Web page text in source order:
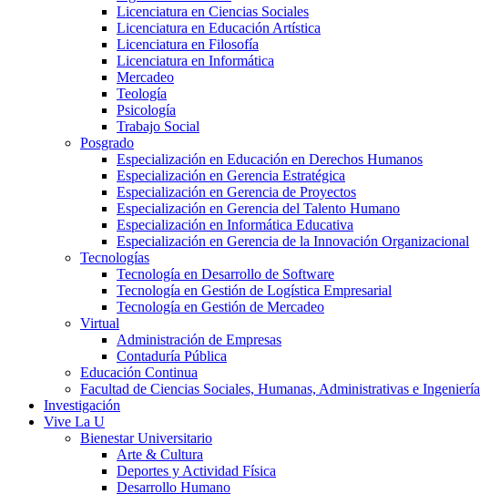
Licenciatura en Ciencias Sociales
Licenciatura en Educación Artística
Licenciatura en Filosofía
Licenciatura en Informática
Mercadeo
Teología
Psicología
Trabajo Social
Posgrado
Especialización en Educación en Derechos Humanos
Especialización en Gerencia Estratégica
Especialización en Gerencia de Proyectos
Especialización en Gerencia del Talento Humano
Especialización en Informática Educativa
Especialización en Gerencia de la Innovación Organizacional
Tecnologías
Tecnología en Desarrollo de Software
Tecnología en Gestión de Logística Empresarial
Tecnología en Gestión de Mercadeo
Virtual
Administración de Empresas
Contaduría Pública
Educación Continua
Facultad de Ciencias Sociales, Humanas, Administrativas e Ingeniería
Investigación
Vive La U
Bienestar Universitario
Arte & Cultura
Deportes y Actividad Física
Desarrollo Humano